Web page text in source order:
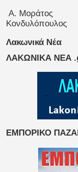
Α.
Κονδυλόπουλος
Λακωνικά Νέα
ΛΑΚΩΝΙΚΑ ΝΕΑ
ΕΜΠΟΡΙΚΟ